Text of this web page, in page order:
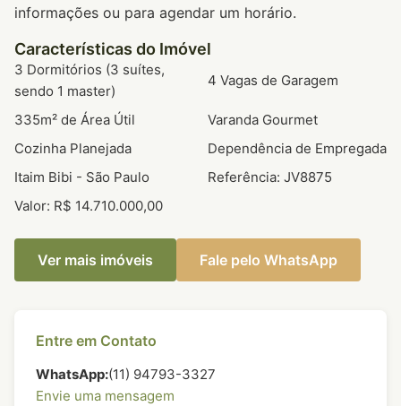
informações ou para agendar um horário.
Características do Imóvel
3 Dormitórios (3 suítes,
sendo 1 master)
4 Vagas de Garagem
335m² de Área Útil
Varanda Gourmet
Cozinha Planejada
Dependência de Empregada
Itaim Bibi - São Paulo
Referência: JV8875
Valor: R$ 14.710.000,00
Ver mais imóveis Fale pelo WhatsApp
Entre em Contato
WhatsApp:(11) 94793-3327
Envie uma mensagem